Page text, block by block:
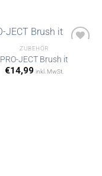
ZUBEHÖR
PRO-JECT Brush it
€14,99 inkl. MwSt.